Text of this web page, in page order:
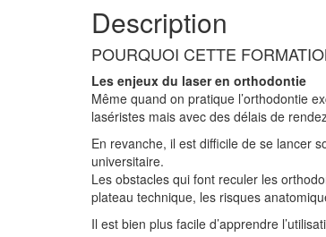
Description
POURQUOI CETTE
Les enjeux du laser en orthodontie
Même quand on pratique l’orthodontie
laséristes mais avec des délais de
En revanche, il est difficile de se lancer
universitaire.
Les obstacles qui font reculer les
plateau technique, les risques
Il est bien plus facile d’apprendre